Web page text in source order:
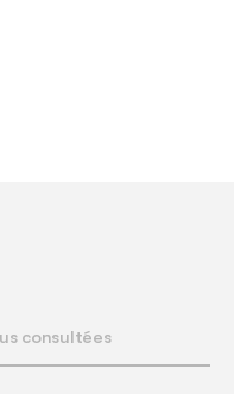
consultées